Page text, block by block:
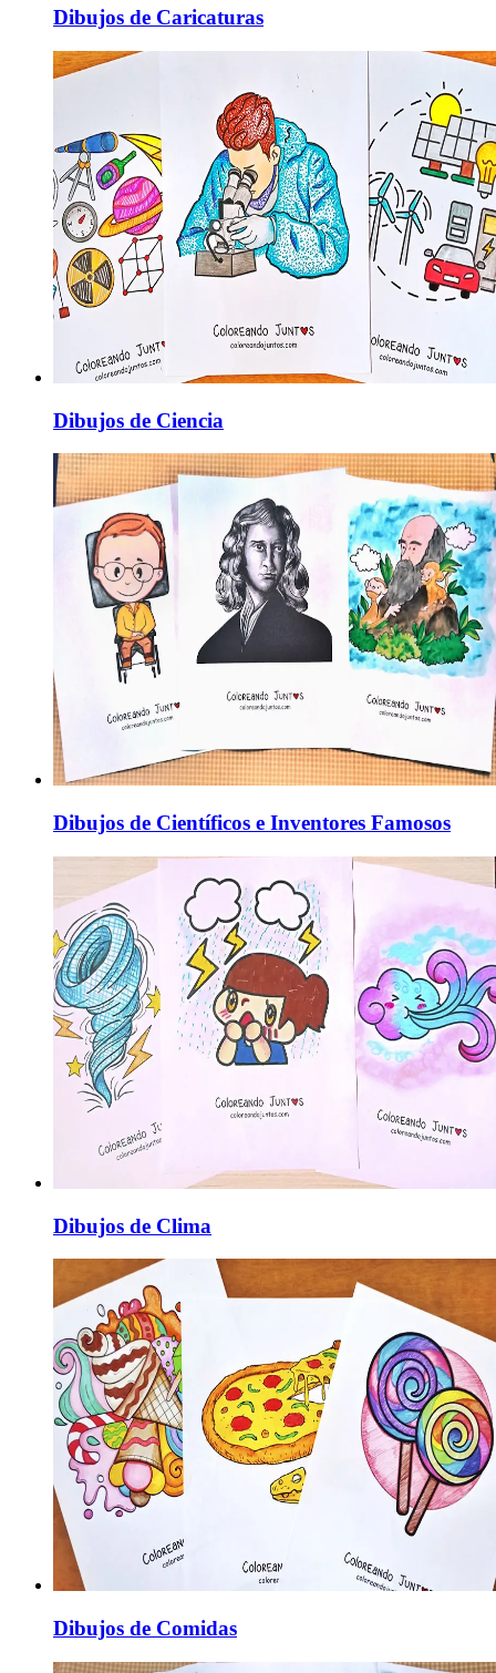
Dibujos de Caricaturas
Dibujos de Ciencia
Dibujos de Científicos e Inventores Famosos
Dibujos de Clima
Dibujos de Comidas